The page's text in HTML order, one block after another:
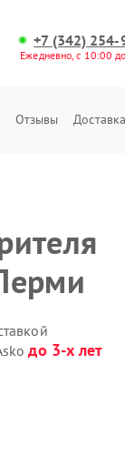
+7 (342) 254-
Ежедневно, с 10:00
Отзывы Доставка
до 3-х лет